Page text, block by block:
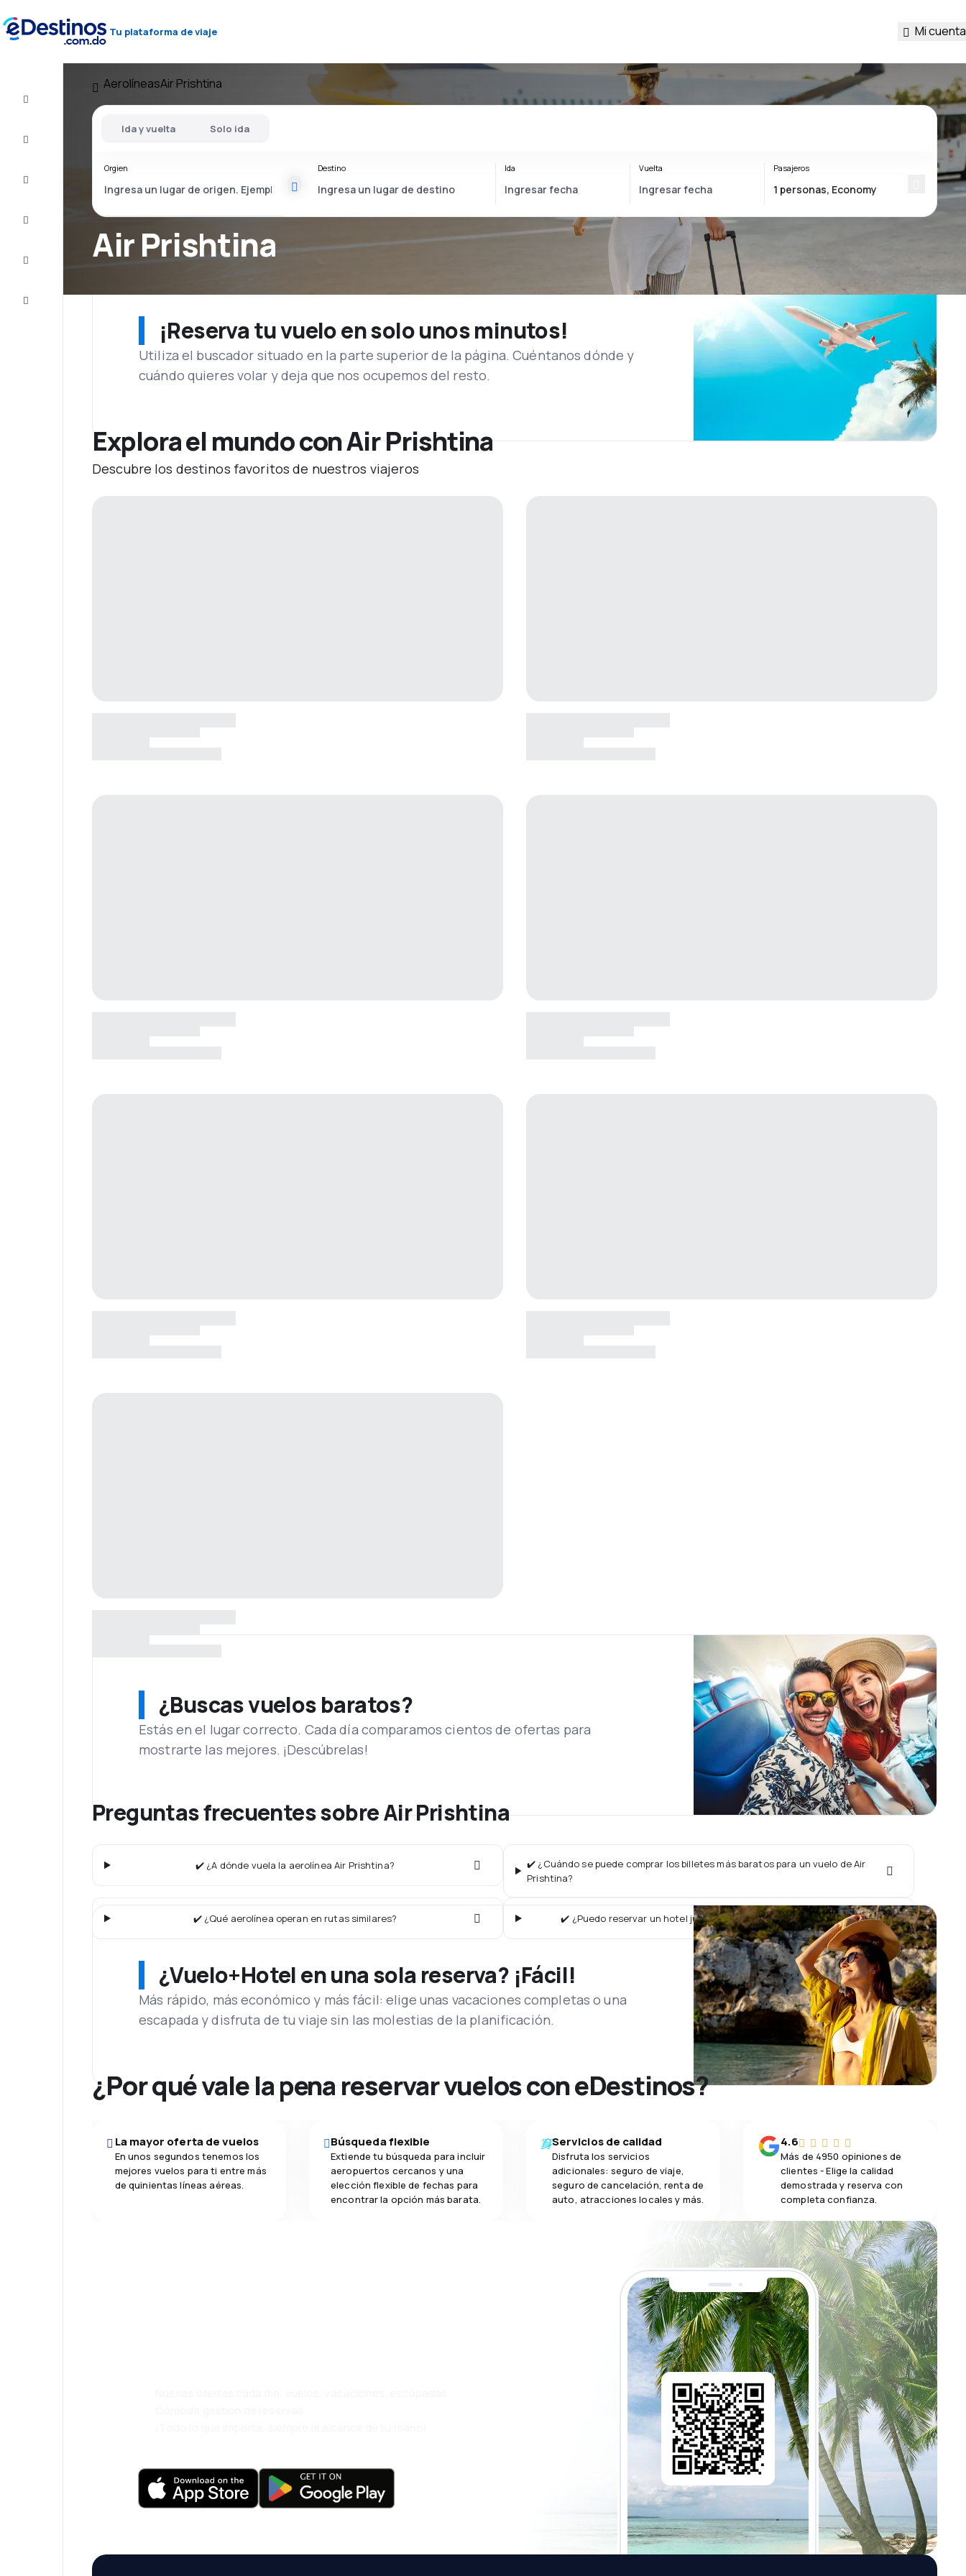
Tu plataforma de viaje Mi cuenta
Atención
AerolíneasAir Prishtina
Air Prishtina
Ida y vuelta Solo ida
Orgien Destino Ida Vuelta Pasajeros
¡Reserva tu vuelo en solo unos minutos!
Utiliza el buscador situado en la parte superior de la página. Cuéntanos dónde y
cuándo quieres volar y deja que nos ocupemos del resto.
Explora el mundo con Air Prishtina
Descubre los destinos favoritos de nuestros viajeros
¿Buscas vuelos baratos?
Estás en el lugar correcto. Cada día comparamos cientos de ofertas para
mostrarte las mejores. ¡Descúbrelas!
Preguntas frecuentes sobre Air Prishtina
✔️ ¿A dónde vuela la aerolínea Air Prishtina?
✔️ ¿Cuándo se puede comprar los billetes más baratos para un vuelo de Air
Prishtina?
✔️ ¿Qué aerolínea operan en rutas similares? ✔️ ¿Puedo reservar un hotel junto con un vuelo de Air Prishtina?
¿Vuelo+Hotel en una sola reserva? ¡Fácil!
Más rápido, más económico y más fácil: elige unas vacaciones completas o una
escapada y disfruta de tu viaje sin las molestias de la planificación.
¿Por qué vale la pena reservar vuelos con eDestinos?
La mayor oferta de vuelos
En unos segundos tenemos los
mejores vuelos para ti entre más
de quinientas líneas aéreas.
Búsqueda flexible
Extiende tu búsqueda para incluir
aeropuertos cercanos y una
elección flexible de fechas para
encontrar la opción más barata.
Servicios de calidad
Disfruta los servicios
adicionales: seguro de viaje,
seguro de cancelación, renta de
auto, atracciones locales y más.
4.6
Más de 4950 opiniones de
clientes - Elige la calidad
demostrada y reserva con
completa confianza.